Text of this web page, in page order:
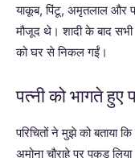
याकूब, पिंटू, अमृतलाल और
मौजूद थे। शादी के बाद
को घर से निकल गईं।
पत्नी को भागते हुए
परिचितों ने मुझे को बताया
अमोना चौराहे पर पकड़